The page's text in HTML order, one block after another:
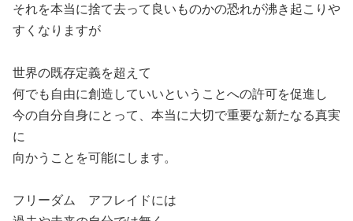
それを本当に捨て去って良いものかの恐れが沸き起こりや
すくなりますが
世界の既存定義を超えて
何でも自由に創造していいということへの許可を促進し
今の自分自身にとって、本当に大切で重要な新たなる真実
に
向かうことを可能にします。
フリーダム　アフレイドには